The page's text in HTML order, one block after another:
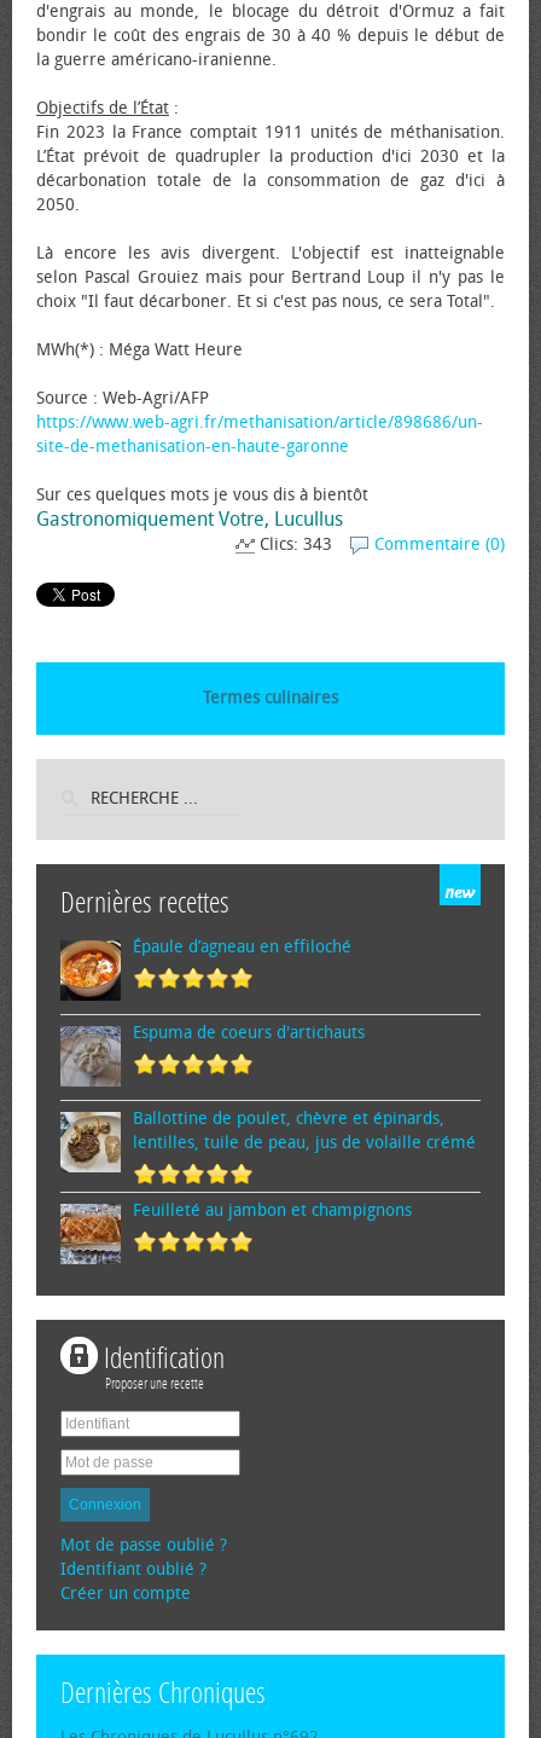
d'engrais au monde, le blocage du détroit d'Ormuz a fait
bondir le coût des engrais de 30 à 40 % depuis le début de
la guerre américano-iranienne.
Objectifs de l’État :
Fin 2023 la France comptait 1911 unités de méthanisation.
L’État prévoit de quadrupler la production d'ici 2030 et la
décarbonation totale de la consommation de gaz d'ici à
2050.
Là encore les avis divergent. L'objectif est inatteignable
selon Pascal Grouiez mais pour Bertrand Loup il n'y pas le
choix "Il faut décarboner. Et si c'est pas nous, ce sera Total".
MWh(*) : Méga Watt Heure
Source : Web-Agri/AFP
https://www.web-agri.fr/methanisation/article/898686/un-
site-de-methanisation-en-haute-garonne
Sur ces quelques mots je vous dis à bientôt
Gastronomiquement Votre, Lucullus
Commentaire (0)
Clics: 343
Termes culinaires
Dernières recettes
Épaule d’agneau en effiloché
Espuma de cœurs d'artichauts
Ballottine de poulet, chèvre et épinards,
lentilles, tuile de peau, jus de volaille crémé
Feuilleté au jambon et champignons
Identification
Proposer une recette
Connexion
Mot de passe oublié ?
Identifiant oublié ?
Créer un compte
Dernières Chroniques